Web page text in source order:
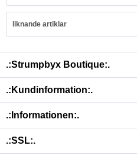
liknande artiklar
.:Strumpbyx Boutique:.
.:Kundinformation:.
.:Informationen:.
.:SSL:.